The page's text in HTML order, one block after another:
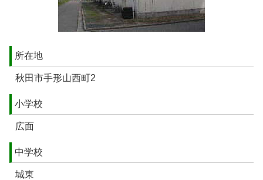
所在地
秋田市手形山西町2
小学校
広面
中学校
城東